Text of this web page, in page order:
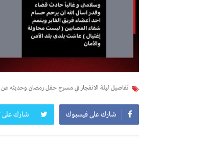
تفاصيل ليلة الانفجار في مسرح حفل رمضان وحديثه عن
شارك على فيسبوك شارك على